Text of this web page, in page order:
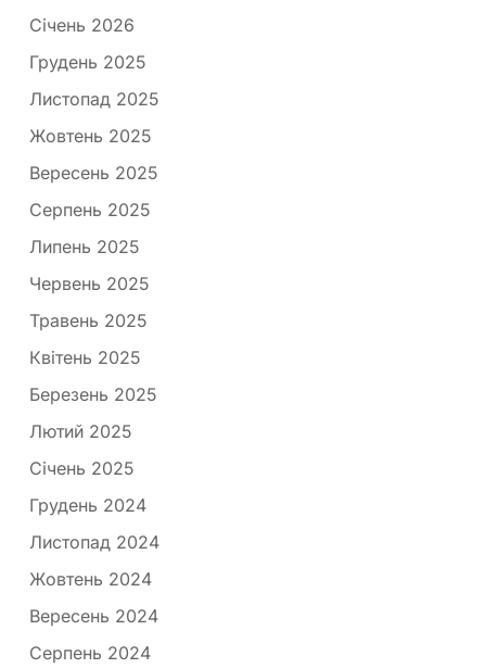
Січень 2026
Грудень 2025
Листопад 2025
Жовтень 2025
Вересень 2025
Серпень 2025
Липень 2025
Червень 2025
Травень 2025
Квітень 2025
Березень 2025
Лютий 2025
Січень 2025
Грудень 2024
Листопад 2024
Жовтень 2024
Вересень 2024
Серпень 2024